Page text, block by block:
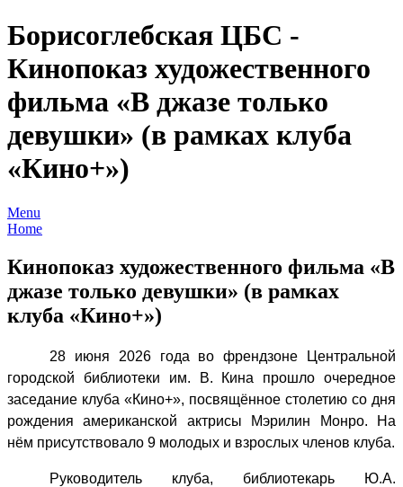
Борисоглебская ЦБС -
Кинопоказ художественного
фильма «В джазе только
девушки» (в рамках клуба
«Кино+»)
Menu
Home
Кинопоказ художественного фильма «В
джазе только девушки» (в рамках
клуба «Кино+»)
28 июня 2026 года во френдзоне Центральной
городской библиотеки им. В. Кина прошло очередное
заседание клуба «Кино+», посвящённое столетию со дня
рождения американской актрисы Мэрилин Монро. На
нём присутствовало 9 молодых и взрослых членов клуба.
Руководитель клуба, библиотекарь Ю.А.